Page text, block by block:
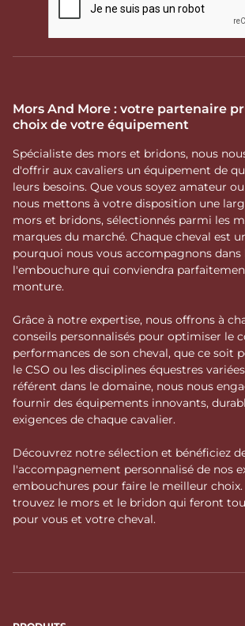
Mors And More : votre partenaire
choix de votre équipement
Spécialiste des mors et bridons, nous
d'offrir aux cavaliers un équipement de
leurs besoins. Que vous soyez amateur
nous mettons à votre disposition une
mors et bridons, sélectionnés parmi les
marques du marché. Chaque cheval est
pourquoi nous vous accompagnons dans
l'embouchure qui conviendra
monture.
Grâce à notre expertise, nous offrons à
conseils personnalisés pour optimiser le
performances de son cheval, que ce soit
le CSO ou les disciplines équestres
référent dans le domaine, nous nous
fournir des équipements innovants,
exigences de chaque cavalier.
Découvrez notre sélection et bénéficiez
l'accompagnement personnalisé de nos
embouchures pour faire le meilleur choix.
trouvez le mors et le bridon qui feront
pour vous et votre cheval.